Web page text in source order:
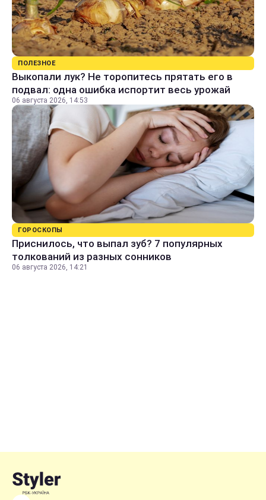
ПОЛЕЗНОЕ
Выкопали лук? Не торопитесь прятать его в
подвал: одна ошибка испортит весь урожай
06 августа 2026, 14:53
ГОРОСКОПЫ
Приснилось, что выпал зуб? 7 популярных
толкований из разных сонников
06 августа 2026, 14:21